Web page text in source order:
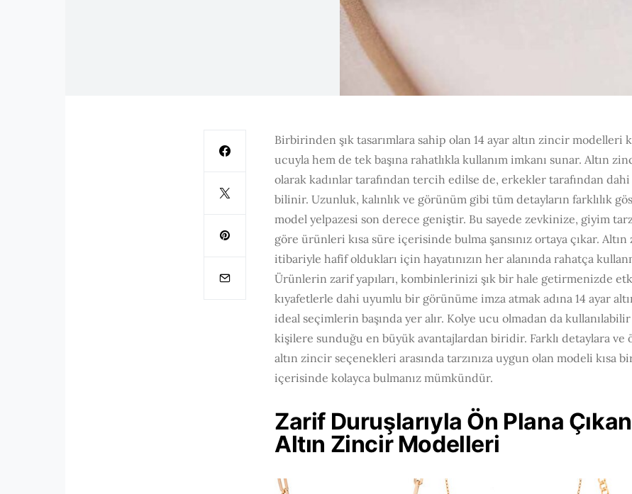
Birbirinden şık tasarımlara sahip olan 14 ayar altın zincir modelleri
ucuyla hem de tek başına rahatlıkla kullanım imkanı sunar. Altın
olarak kadınlar tarafından tercih edilse de, erkekler tarafından
bilinir. Uzunluk, kalınlık ve görünüm gibi tüm detayların farklılık
model yelpazesi son derece geniştir. Bu sayede zevkinize, giyim
göre ürünleri kısa süre içerisinde bulma şansınız ortaya çıkar. Altın
itibariyle hafif oldukları için hayatınızın her alanında rahatça
Ürünlerin zarif yapıları, kombinlerinizi şık bir hale getirmenizde
kıyafetlerle dahi uyumlu bir görünüme imza atmak adına 14 ayar
ideal seçimlerin başında yer alır. Kolye ucu olmadan da
kişilere sunduğu en büyük avantajlardan biridir. Farklı detaylara ve
altın zincir seçenekleri arasında tarzınıza uygun olan modeli kısa
içerisinde kolayca bulmanız mümkündür.
Zarif Duruşlarıyla Ön Plana
Altın Zincir Modelleri